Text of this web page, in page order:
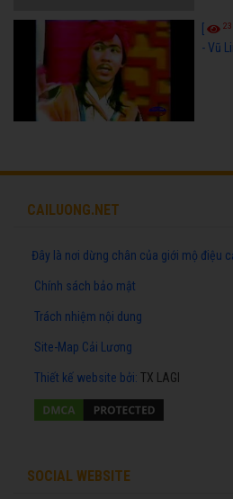
- Vũ
CAILUONG.NET
Đây là nơi dừng chân của giới mộ điệu
Chính sách bảo mật
Trách nhiệm nội dung
Site-Map Cải Lương
Thiết kế website bởi: TX LAGI
SOCIAL WEBSITE